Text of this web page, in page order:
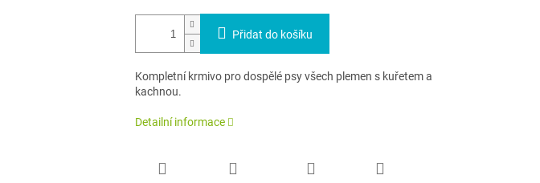
Přidat do košíku
Kompletní krmivo pro dospělé psy všech plemen s kuřetem a
kachnou.
Detailní informace